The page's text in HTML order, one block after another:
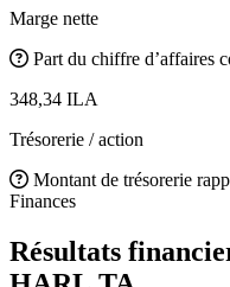
Marge nette
Part du chiffre d’affaires
348,34 ILA
Trésorerie / action
Montant de trésorerie
Finances
Résultats